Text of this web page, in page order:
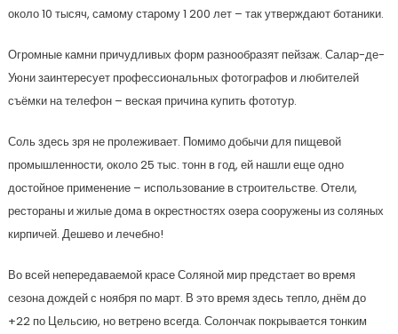
около 10 тысяч, самому старому 1 200 лет – так утверждают ботаники.
Огромные камни причудливых форм разнообразят пейзаж. Салар-де-
Уюни заинтересует профессиональных фотографов и любителей
съёмки на телефон – веская причина купить фототур.
Соль здесь зря не пролеживает. Помимо добычи для пищевой
промышленности, около 25 тыс. тонн в год, ей нашли еще одно
достойное применение – использование в строительстве. Отели,
рестораны и жилые дома в окрестностях озера сооружены из соляных
кирпичей. Дешево и лечебно!
Во всей непередаваемой красе Соляной мир предстает во время
сезона дождей с ноября по март. В это время здесь тепло, днём до
+22 по Цельсию, но ветрено всегда. Солончак покрывается тонким